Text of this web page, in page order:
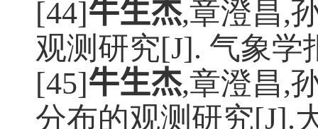
[44]牛生杰,章澄昌,
观测研究[J]. 气象学
[45]牛生杰,章澄昌,
分布的观测研究[J].